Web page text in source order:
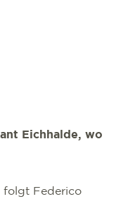
Eichhalde, wo
folgt Federico